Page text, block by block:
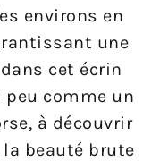
environs en
une
cet écrin
peu comme un
à découvrir
la beauté brute